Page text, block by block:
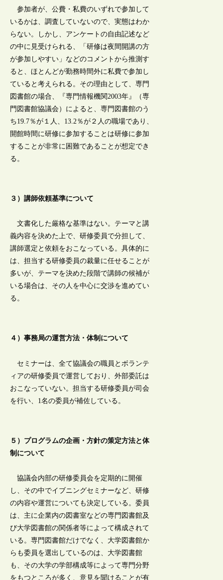
参加者が、公費・私費のいずれで参加して
いるかは、調査していないので、実態はわか
らない。しかし、アンケートの自由記述など
の中に見受けられる、「研修は夜間開講の方
が参加しやすい」などのコメントから推測す
ると、ほとんどが勤務時間外に私費で参加し
ていると考えられる。その理由として、専門
図書館の場合、『専門情報機関2003年』（専
門図書館協議会）によると、専門図書館のう
ち19.7％が１人、13.2％が２人の職場であり、
開館時間に研修に参加することは研修に参加
することが非常に困難であることが想定でき
る。
３）講師依頼基準について
文書化した厳格な基準はない。テーマと講
義内容を決めた上で、研修委員で分担して、
講師選定と依頼をおこなっている。具体的に
は、担当する研修委員の裁量に任せることが
多いが、テーマを決めた段階で講師の候補が
いる場合は、その人を中心に交渉を進めてい
る。
４）事務局の運営方法・体制について
セミナーは、全て協議会の職員とボランテ
ィアの研修委員で運営しており、外部委託は
おこなっていない。担当する研修委員が司会
を行い、1名の委員が補佐している。
５）プログラムの企画・方針の策定方法と体
制について
協議会内部の研修委員会を定期的に開催
し、その中でイブニングセミナーなど、研修
の内容や運営についても決定している。委員
は、主に企業内の図書室などの専門図書館及
び大学図書館の関係者等によって構成されて
いる。専門図書館だけでなく、大学図書館か
らも委員を選出しているのは、大学図書館
も、その大学の学部構成等によって専門分野
をもつところが多く、意見を聞けることが有